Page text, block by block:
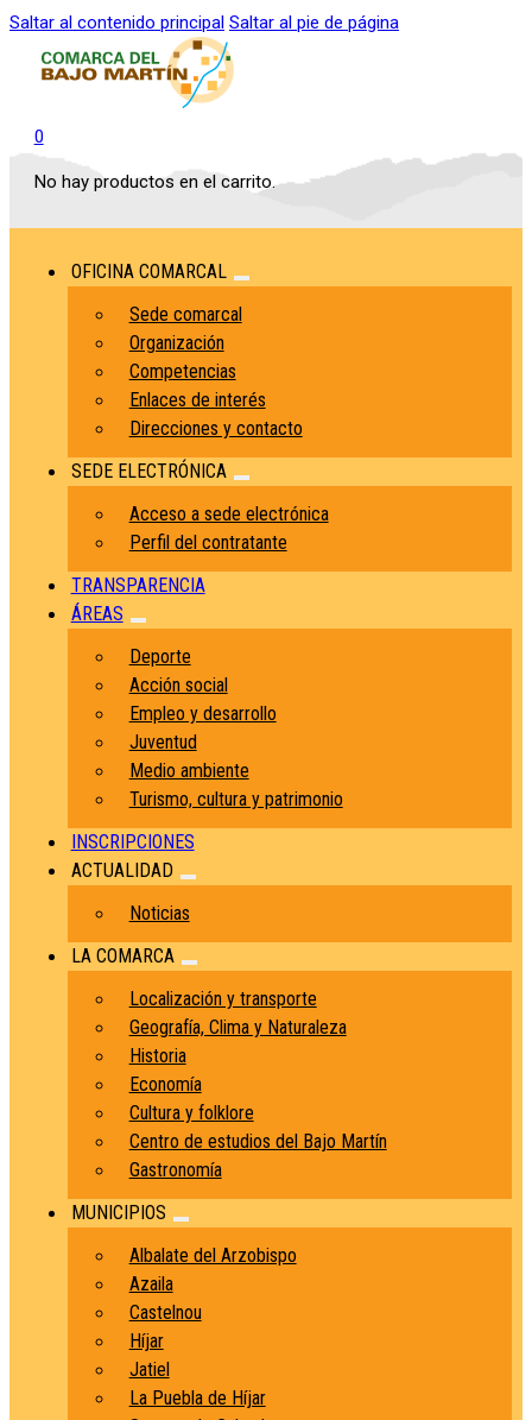
Saltar al contenido principal Saltar al pie de página
0
No hay productos en el carrito.
OFICINA COMARCAL
Sede comarcal
Organización
Competencias
Enlaces de interés
Direcciones y contacto
SEDE ELECTRÓNICA
Acceso a sede electrónica
Perfil del contratante
TRANSPARENCIA
ÁREAS
Deporte
Acción social
Empleo y desarrollo
Juventud
Medio ambiente
Turismo, cultura y patrimonio
INSCRIPCIONES
ACTUALIDAD
Noticias
LA COMARCA
Localización y transporte
Geografía, Clima y Naturaleza
Historia
Economía
Cultura y folklore
Centro de estudios del Bajo Martín
Gastronomía
MUNICIPIOS
Albalate del Arzobispo
Azaila
Castelnou
Híjar
Jatiel
La Puebla de Híjar